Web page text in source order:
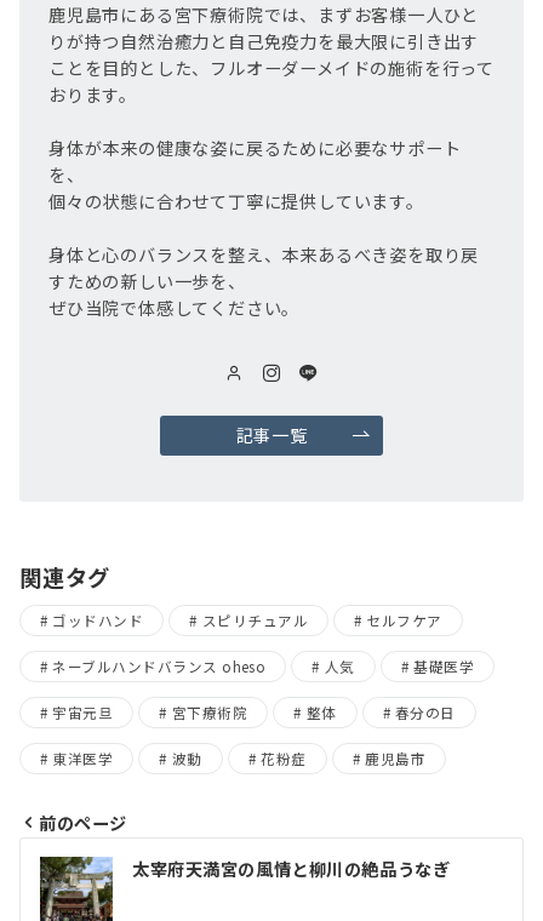
鹿児島市にある宮下療術院では、まずお客様一人ひと
りが持つ自然治癒力と自己免疫力を最大限に引き出す
ことを目的とした、フルオーダーメイドの施術を行って
おります。
身体が本来の健康な姿に戻るために必要なサポート
を、
個々の状態に合わせて丁寧に提供しています。
身体と心のバランスを整え、本来あるべき姿を取り戻
すための新しい一歩を、
ぜひ当院で体感してください。
記事一覧
関連タグ
ゴッドハンド スピリチュアル セルフケア
ネーブルハンドバランス oheso 人気 基礎医学
宇宙元旦 宮下療術院 整体 春分の日
東洋医学 波動 花粉症 鹿児島市
前のページ
太宰府天満宮の風情と柳川の絶品うなぎ